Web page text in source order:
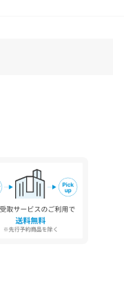
ラベルをご覧くださ
：ONE SIZE
Size : ONE SIZE
境によって、実際の色
めご了承ください。